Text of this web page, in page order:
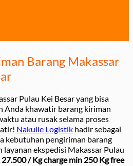
Barang Makassar
Pulau Kei Besar yang bisa
Anda khawatir barang kiriman
atau rusak selama proses
Nakulle Logistik hadir sebagai
kebutuhan pengiriman barang
layanan ekspedisi Makassar Pulau
/ Kg charge min 250 Kg free